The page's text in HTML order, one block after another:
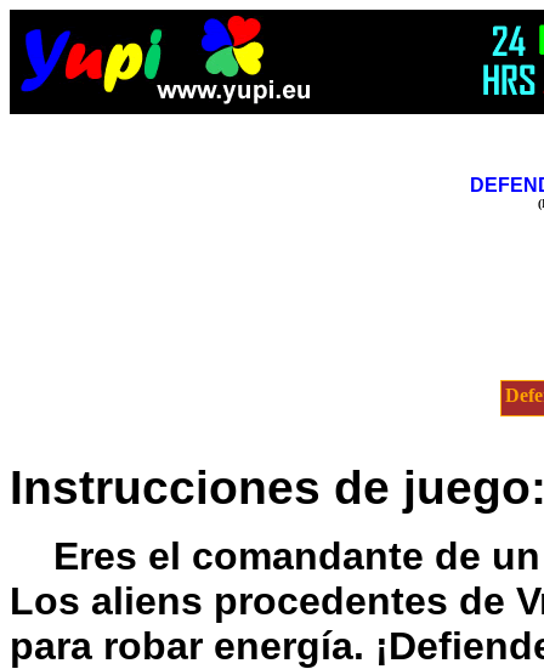
Instrucciones de
Eres el comandante de
Los aliens procedentes de
para robar energía.